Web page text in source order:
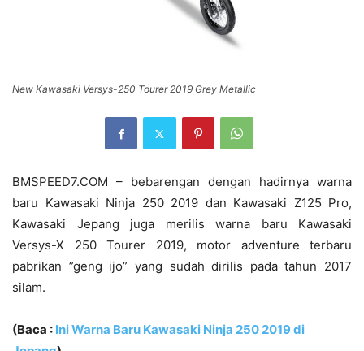
New Kawasaki Versys-250 Tourer 2019 Grey Metallic
BMSPEED7.COM – bebarengan dengan hadirnya warna
baru Kawasaki Ninja 250 2019 dan Kawasaki Z125 Pro,
Kawasaki Jepang juga merilis warna baru Kawasaki
Versys-X 250 Tourer 2019, motor adventure terbaru
pabrikan ”geng ijo” yang sudah dirilis pada tahun 2017
silam.
(Baca : Ini Warna Baru Kawasaki Ninja 250 2019 di